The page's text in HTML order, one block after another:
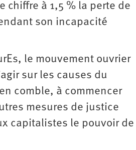
chiffre à 1,5 % la perte de
son incapacité
le mouvement ouvrier
sur les causes du
comble, à commencer
mesures de justice
capitalistes le pouvoir de